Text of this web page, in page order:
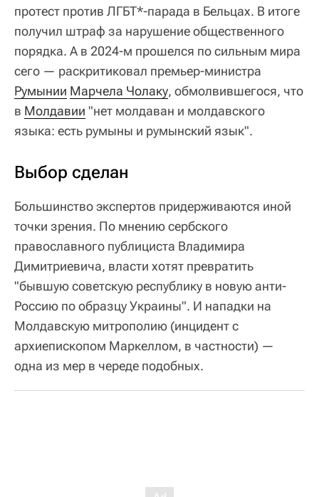
протест против ЛГБТ*-парада в Бельцах. В итоге
получил штраф за нарушение общественного
порядка. А в 2024-м прошелся по сильным мира
сего — раскритиковал премьер-министра
Румынии Марчела Чолаку, обмолвившегося, что
в Молдавии "нет молдаван и молдавского
языка: есть румыны и румынский язык".
Выбор сделан
Большинство экспертов придерживаются иной
точки зрения. По мнению сербского
православного публициста Владимира
Димитриевича, власти хотят превратить
"бывшую советскую республику в новую анти-
Россию по образцу Украины". И нападки на
Молдавскую митрополию (инцидент с
архиепископом Маркеллом, в частности) —
одна из мер в череде подобных.